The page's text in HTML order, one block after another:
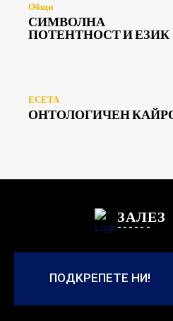
Общи
СИМВОЛНА
ПОТЕНТНОСТ И ЕЗИК
ЕСЕТА
ОНТОЛОГИЧЕН
ЗАЛЕЗ
------
ПОДКРЕПЕТЕ НИ!